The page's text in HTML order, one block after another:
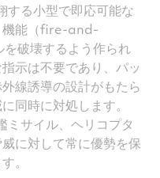
する小型で即応可能な
機能（fire-and-
破壊するよう作られ
示は不要であり、パッ
線誘導の設計がもたら
同時に対処します。
サイル、ヘリコプタ
に対して常に優勢を保
。